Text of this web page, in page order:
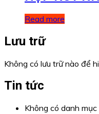
Read more
Lưu trữ
Không có lưu trữ nào để
Tin tức
Không có danh mục